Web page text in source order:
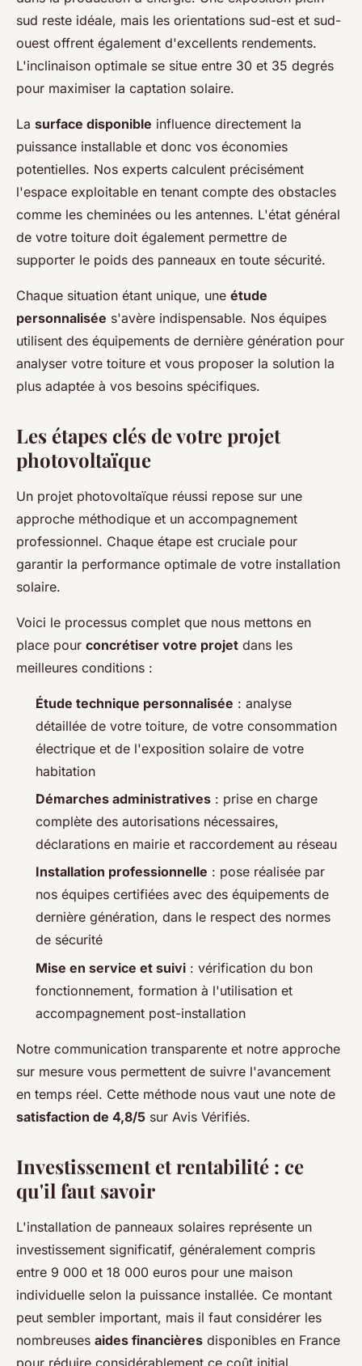
sud reste idéale, mais les orientations sud-est et sud-
ouest offrent également d'excellents rendements.
L'inclinaison optimale se situe entre 30 et 35 degrés
pour maximiser la captation solaire.
La surface disponible influence directement la
puissance installable et donc vos économies
potentielles. Nos experts calculent précisément
l'espace exploitable en tenant compte des obstacles
comme les cheminées ou les antennes. L'état général
de votre toiture doit également permettre de
supporter le poids des panneaux en toute sécurité.
Chaque situation étant unique, une étude
personnalisée s'avère indispensable. Nos équipes
utilisent des équipements de dernière génération pour
analyser votre toiture et vous proposer la solution la
plus adaptée à vos besoins spécifiques.
Les étapes clés de votre projet
photovoltaïque
Un projet photovoltaïque réussi repose sur une
approche méthodique et un accompagnement
professionnel. Chaque étape est cruciale pour
garantir la performance optimale de votre installation
solaire.
Voici le processus complet que nous mettons en
place pour concrétiser votre projet dans les
meilleures conditions :
Étude technique personnalisée : analyse
détaillée de votre toiture, de votre consommation
électrique et de l'exposition solaire de votre
habitation
Démarches administratives : prise en charge
complète des autorisations nécessaires,
déclarations en mairie et raccordement au réseau
Installation professionnelle : pose réalisée par
nos équipes certifiées avec des équipements de
dernière génération, dans le respect des normes
de sécurité
Mise en service et suivi : vérification du bon
fonctionnement, formation à l'utilisation et
accompagnement post-installation
Notre communication transparente et notre approche
sur mesure vous permettent de suivre l'avancement
en temps réel. Cette méthode nous vaut une note de
satisfaction de 4,8/5 sur Avis Vérifiés.
Investissement et rentabilité : ce
qu'il faut savoir
L'installation de panneaux solaires représente un
investissement significatif, généralement compris
entre 9 000 et 18 000 euros pour une maison
individuelle selon la puissance installée. Ce montant
peut sembler important, mais il faut considérer les
nombreuses aides financières disponibles en France
pour réduire considérablement ce coût initial.